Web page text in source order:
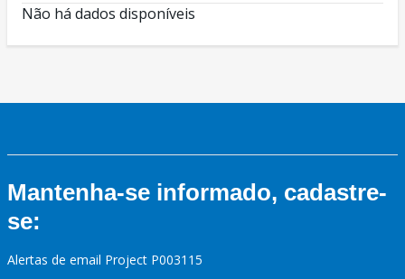
Não há dados disponíveis
Mantenha-se informado, cadastre-
se:
Alertas de email Project P003115